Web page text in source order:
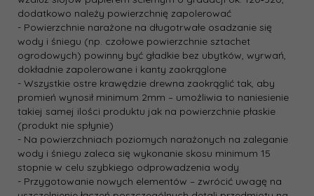
dodatkowo należy powierzchnię zapolerować
- Powierzchnie narażone na długotrwałe osadzanie się
wody i śniegu (np. czołowe powierzchnie sztachet
ogrodowych) powinny być gładkie bez ubytków, wyrwań,
dokładnie zapolerowane i kanty zaokrąglone
- Wszystkie ostre krawędzie drewna zaokrąglić tak, aby
promień wynosił minimum 2mm – umożliwia to naniesienie
takiej samej ilości produktu jak na powierzchnie płaskie
(produkt nie spłynie)
- Na powierzchniach poziomych narażonych na zaleganie
wody i śniegu zaleca się wykonanie skosu minimum 15
stopnie w celu szybkiego odprowadzenia wody
- Przygotowanie nowych elementów – zwrócić uwagę na